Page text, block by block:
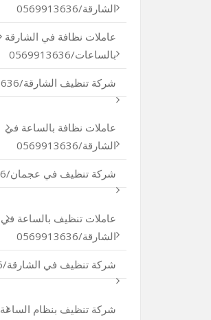
الشارقة/0569913636
عاملات نظافة في الشارقة
بالساعات/0569913636
شركة تنظيف الشارقة/0569913636
عاملات نظافة بالساعة في
الشارقة/0569913636
شركة تنظيف في عجمان/0569913636
عاملات تنظيف بالساعة في
الشارقة/0569913636
شركة تنظيف في الشارقة/0569913636
شركة تنظيف بنظام الساعة